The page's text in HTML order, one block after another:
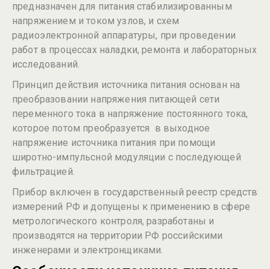
предназначен для питания стабилизированным
напряжением и током узлов, и схем
радиоэлектронной аппаратуры, при проведении
работ в процессах наладки, ремонта и лабораторных
исследований.
Принцип действия источника питания основан на
преобразовании напряжения питающей сети
переменного тока в напряжение постоянного тока,
которое потом преобразуется в выходное
напряжение источника питания при помощи
широтно-импульсной модуляции с последующей
фильтрацией.
Прибор включен в государственный реестр средств
измерений РФ и допущены к применению в сфере
метрологического контроля, разработаны и
производятся на территории РФ российскими
инженерами и электронщиками.